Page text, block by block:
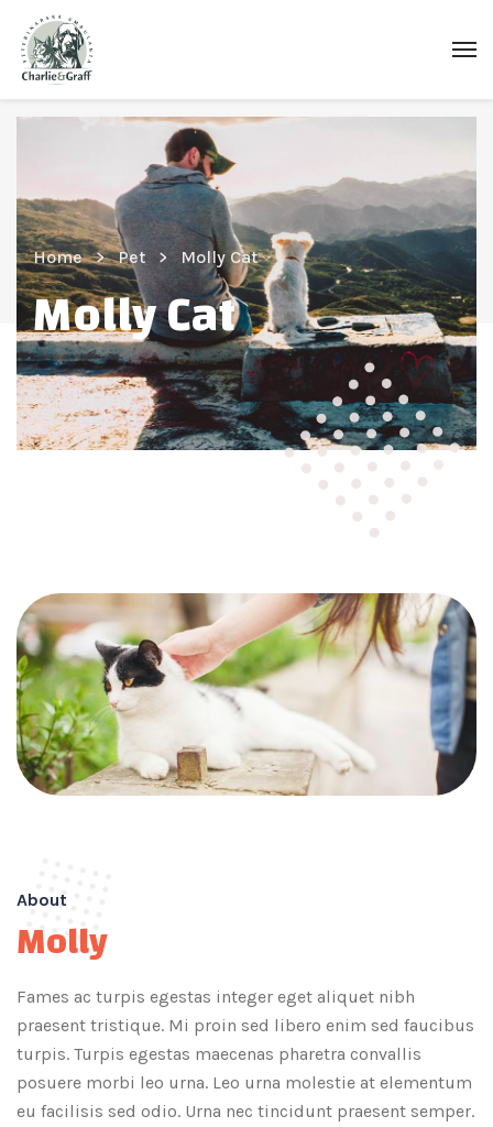
Home Pet Molly Cat
Molly Cat
About
Molly
Fames ac turpis egestas integer eget aliquet nibh
praesent tristique. Mi proin sed libero enim sed faucibus
turpis. Turpis egestas maecenas pharetra convallis
posuere morbi leo urna. Leo urna molestie at elementum
eu facilisis sed odio. Urna nec tincidunt praesent semper.